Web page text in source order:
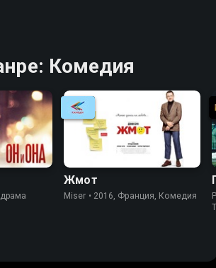
Комедия
Жмот
Miser • 2016, Франция, Комедия